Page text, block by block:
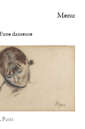
Menu
danseuse
Paris